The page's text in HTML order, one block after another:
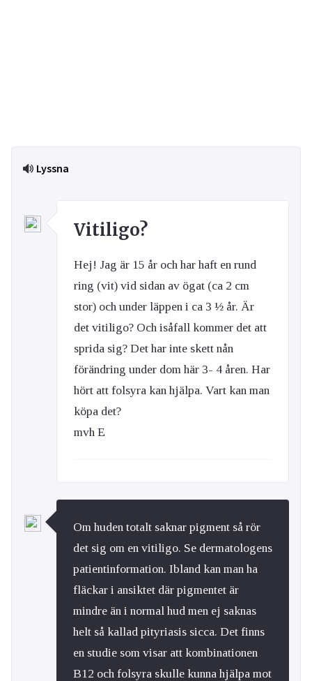
Lyssna
Vitiligo?
Hej! Jag är 15 år och har haft en rund
ring (vit) vid sidan av ögat (ca 2 cm
stor) och under läppen i ca 3 ½ år. Är
det vitiligo? Och isåfall kommer det att
sprida sig? Det har inte skett nån
förändring under dom här 3- 4 åren. Har
hört att folsyra kan hjälpa. Vart kan man
köpa det?
mvh E
Om huden totalt saknar pigment så rör
det sig om en vitiligo. Se dermatologens
patientinformation. Ibland kan man ha
fläckar i ansiktet där pigmentet är
mindre än i normal hud men ej saknas
helt så kallad pityriasis sicca. Det finns
en studie som visar att kombinationen
B12 och folsyra skulle kunna hjälpa mot